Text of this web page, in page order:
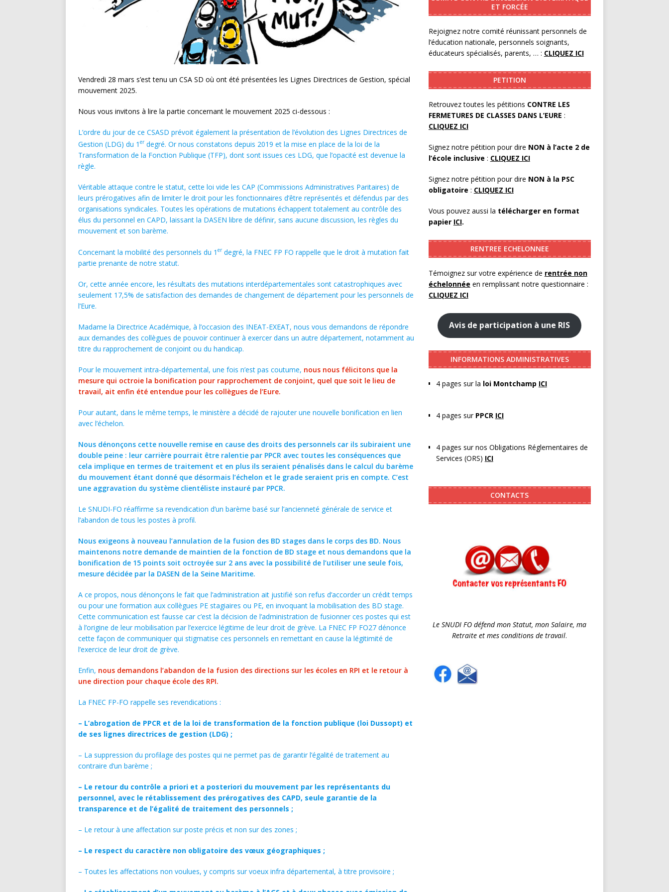
Vendredi 28 mars s’est tenu un CSA SD où ont été présentées les Lignes Directrices de Gestion, spécial
mouvement 2025.
Nous vous invitons à lire la partie concernant le mouvement 2025 ci-dessous :
L’ordre du jour de ce CSASD prévoit également la présentation de l’évolution des Lignes Directrices de
Gestion (LDG) du 1 erdegré. Or nous constatons depuis 2019 et la mise en place de la loi de la
Transformation de la Fonction Publique (TFP), dont sont issues ces LDG, que l’opacité est devenue la
règle.
Véritable attaque contre le statut, cette loi vide les CAP (Commissions Administratives Paritaires) de
leurs prérogatives afin de limiter le droit pour les fonctionnaires d’être représentés et défendus par des
organisations syndicales. Toutes les opérations de mutations échappent totalement au contrôle des
élus du personnel en CAPD, laissant la DASEN libre de définir, sans aucune discussion, les règles du
mouvement et son barème.
Concernant la mobilité des personnels du 1 erdegré, la FNEC FP FO rappelle que le droit à mutation fait
partie prenante de notre statut.
Or, cette année encore, les résultats des mutations interdépartementales sont catastrophiques avec
seulement 17,5% de satisfaction des demandes de changement de département pour les personnels de
l’Eure.
Madame la Directrice Académique, à l’occasion des INEAT-EXEAT, nous vous demandons de répondre
aux demandes des collègues de pouvoir continuer à exercer dans un autre département, notamment au
titre du rapprochement de conjoint ou du handicap.
Pour le mouvement intra-départemental, une fois n’est pas coutume, nous nous félicitons que la
mesure qui octroie la bonification pour rapprochement de conjoint, quel que soit le lieu de
travail, ait enfin été entendue pour les collègues de l’Eure.
Pour autant, dans le même temps, le ministère a décidé de rajouter une nouvelle bonification en lien
avec l’échelon.
Nous dénonçons cette nouvelle remise en cause des droits des personnels car ils subiraient une
double peine : leur carrière pourrait être ralentie par PPCR avec toutes les conséquences que
cela implique en termes de traitement et en plus ils seraient pénalisés dans le calcul du barème
du mouvement étant donné que désormais l’échelon et le grade seraient pris en compte. C’est
une aggravation du système clientéliste instauré par PPCR.
Le SNUDI-FO réaffirme sa revendication d’un barème basé sur l’ancienneté générale de service et
l’abandon de tous les postes à profil.
Nous exigeons à nouveau l’annulation de la fusion des BD stages dans le corps des BD. Nous
maintenons notre demande de maintien de la fonction de BD stage et nous demandons que la
bonification de 15 points soit octroyée sur 2 ans avec la possibilité de l’utiliser une seule fois,
mesure décidée par la DASEN de la Seine Maritime.
A ce propos, nous dénonçons le fait que l’administration ait justifié son refus d’accorder un crédit temps
ou pour une formation aux collègues PE stagiaires ou PE, en invoquant la mobilisation des BD stage.
Cette communication est fausse car c’est la décision de l’administration de fusionner ces postes qui est
à l’origine de leur mobilisation par l’exercice légitime de leur droit de grève. La FNEC FP FO27 dénonce
cette façon de communiquer qui stigmatise ces personnels en remettant en cause la légitimité de
l’exercice de leur droit de grève.
Enfin, nous demandons l’abandon de la fusion des directions sur les écoles en RPI et le retour à
une direction pour chaque école des RPI.
La FNEC FP-FO rappelle ses revendications :
– L’abrogation de PPCR et de la loi de transformation de la fonction publique (loi Dussopt) et
de ses lignes directrices de gestion (LDG) ;
– La suppression du profilage des postes qui ne permet pas de garantir l’égalité de traitement au
contraire d’un barème ;
– Le retour du contrôle a priori et a posteriori du mouvement par les représentants du
personnel, avec le rétablissement des prérogatives des CAPD, seule garantie de la
transparence et de l’égalité de traitement des personnels ;
– Le retour à une affectation sur poste précis et non sur des zones ;
– Le respect du caractère non obligatoire des vœux géographiques ;
– Toutes les affectations non voulues, y compris sur voeux infra départemental, à titre provisoire ;
ET FORCÉE
Rejoignez notre comité réunissant personnels de
l’éducation nationale, personnels soignants,
éducateurs spécialisés, parents, … : CLIQUEZ ICI
PETITION
Retrouvez toutes les pétitions CONTRE LES
FERMETURES DE CLASSES DANS L’EURE :
CLIQUEZ ICI
Signez notre pétition pour dire NON à l’acte 2 de
l’école inclusive : CLIQUEZ ICI
Signez notre pétition pour dire NON à la PSC
obligatoire : CLIQUEZ ICI
Vous pouvez aussi la télécharger en format
papier ICI.
RENTREE ECHELONNEE
Témoignez sur votre expérience de rentrée non
échelonnée en remplissant notre questionnaire :
CLIQUEZ ICI
Avis de participation à une RIS
INFORMATIONS ADMINISTRATIVES
4 pages sur la loi Montchamp ICI
4 pages sur PPCR ICI
4 pages sur nos Obligations Réglementaires de
Services (ORS) ICI
CONTACTS
Le SNUDI FO défend mon Statut, mon Salaire, ma
Retraite et mes conditions de travail.